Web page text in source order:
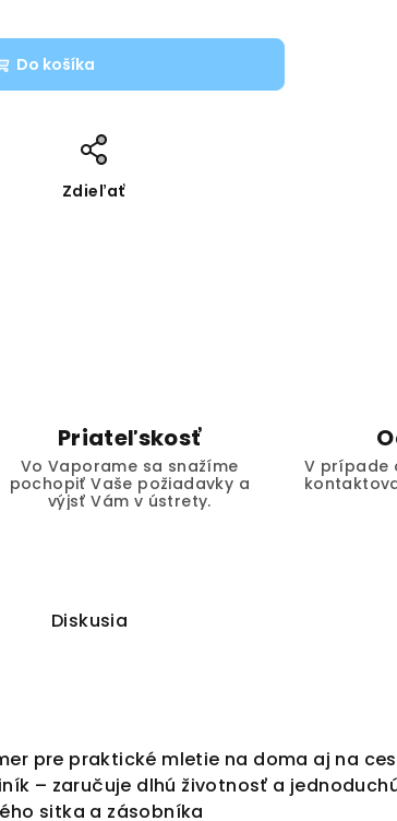
Do košíka
Zdieľať
Priateľskosť
Vo Vaporame sa snažíme
pochopiť Vaše požiadavky a
výjsť Vám v ústrety.
V prípade
Diskusia
pre praktické mletie na doma aj na
– zaručuje dlhú životnosť a
sitka a zásobníka